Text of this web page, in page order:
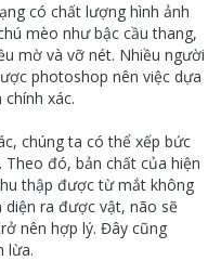
có chất lượng hình ảnh
mèo như bậc cầu thang,
mờ và vỡ nét. Nhiều người
photoshop nên việc dựa
xác.
chúng ta có thể xếp bức
đó, bản chất của hiện
thập được từ mắt không
ra được vật, não sẽ
nên hợp lý. Đây cũng
lừa.